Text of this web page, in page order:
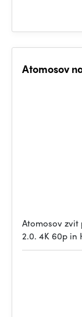
Atomosov
Atomosov zvit
2.0. 4K 60p in